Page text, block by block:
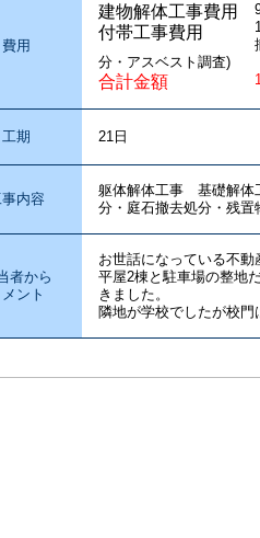
費用
建物解体工事費用
付帯工事費用
分・アスベスト調査)
合計金額
工期 21日
内容
躯体解体工事 基礎解
分・庭石撤去処分・残
者から
ント
お世話になっている不動
平屋2棟と駐車場の整地
きました。
隣地が学校でしたが校門